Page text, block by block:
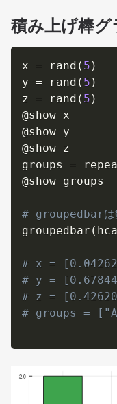
積み上げ棒グ
x = rand ( 5 )
y = rand ( 5 )
z = rand ( 5 )
@show x
@show y
@show z
groups =
@show groups
# groupedbarは
groupedbar (
# x =
# y =
# z =
# groups =